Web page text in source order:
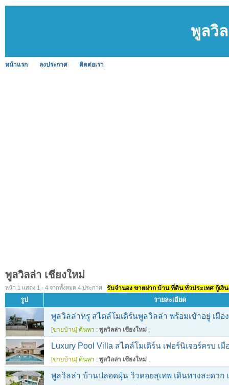
พูลวิ
หน้าแรก ลงประกาศ ติดต่อเรา
พูลวิลล่า เชียงใหม่
หน้า 1 แสดง 1 - 4 จากทั้งหมด 4 ประกาศ รับจำนอง ขายฝาก บ้าน ที่ดิน ทั่วประเทศ กู้เงิ
รูป รายละเอียด
พูลวิลล่าหรู สไตล์โมเดิร์นพูลวิลล่า พร้อมเข้าอยู่ เมือ
[ขายบ้าน] ค้นหา : พูลวิลล่า เชียงใหม่ ,
Luxury Pool Villa สไตล์โมเดิร์น เฟอร์นิเจอร์ครบ เมื
[ขายบ้าน] ค้นหา : พูลวิลล่า เชียงใหม่ ,
พูลวิลล่า บ้านปลอดฝุ่น วิวดอยสุเทพ เดินทางสะดวก